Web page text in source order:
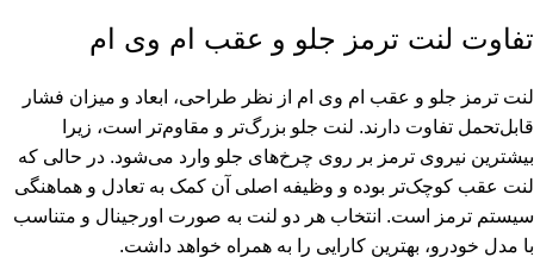
تفاوت لنت ترمز جلو و عقب ام وی ام
لنت ترمز جلو و عقب ام وی ام از نظر طراحی، ابعاد و میزان فشار
قابل‌تحمل تفاوت دارند. لنت جلو بزرگ‌تر و مقاوم‌تر است، زیرا
بیشترین نیروی ترمز بر روی چرخ‌های جلو وارد می‌شود. در حالی که
لنت عقب کوچک‌تر بوده و وظیفه اصلی آن کمک به تعادل و هماهنگی
سیستم ترمز است. انتخاب هر دو لنت به صورت اورجینال و متناسب
با مدل خودرو، بهترین کارایی را به همراه خواهد داشت.